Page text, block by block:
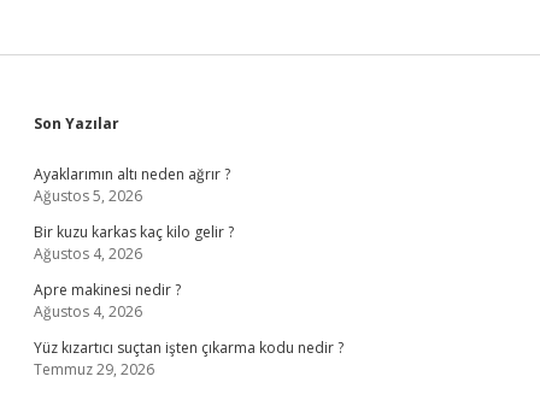
Sidebar
Son Yazılar
Ayaklarımın altı neden ağrır ?
Ağustos 5, 2026
Bir kuzu karkas kaç kilo gelir ?
Ağustos 4, 2026
Apre makinesi nedir ?
Ağustos 4, 2026
Yüz kızartıcı suçtan işten çıkarma kodu nedir ?
Temmuz 29, 2026